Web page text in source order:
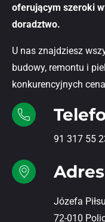
oferującym szeroki
doradztwo.
U nas znajdziesz
budowy, remontu i
konkurencyjnych
91 317 55
Adres
Józefa
72-010